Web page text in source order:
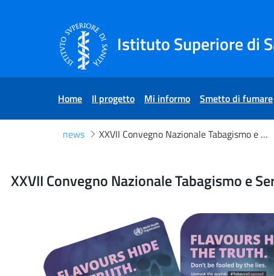
Istituto Superiore di
Home Il progetto Mi informo Smetto di fumare
news XXVII Convegno Nazionale Tabagismo e Servizio Sanitario Nazionale - 30 maggio 2025
XXVII Convegno
XXVII Convegno Nazionale Tabagismo e